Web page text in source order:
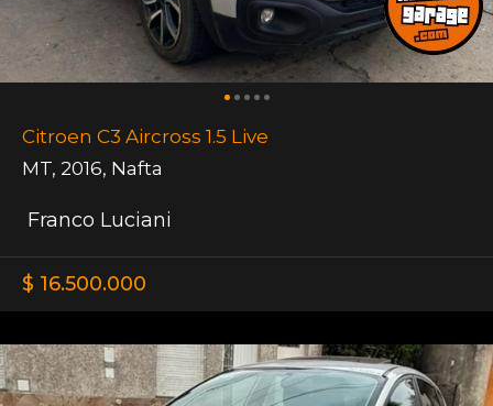
Citroen C3 Aircross 1.5 Live
MT, 2016, Nafta
Franco Luciani
$ 16.500.000